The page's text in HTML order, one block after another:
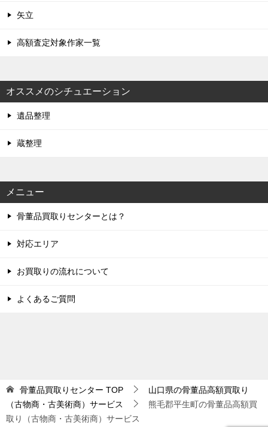
矢立
高額査定対象作家一覧
オススメのシチュエーション
遺品整理
蔵整理
メニュー
骨董品買取りセンターとは？
対応エリア
お買取りの流れについて
よくあるご質問
骨董品買取りセンター TOP
山口県の骨董品高額買取り
（古物商・古美術商）サービス
熊毛郡平生町の骨董品高額買
取り（古物商・古美術商）サービス